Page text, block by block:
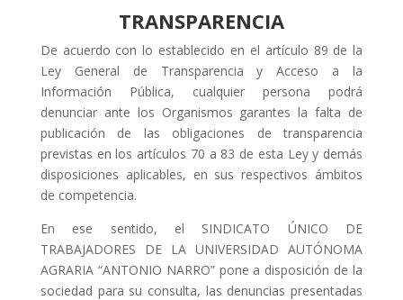
TRANSPARENCIA
De acuerdo con lo establecido en el artículo 89 de la
Ley General de Transparencia y Acceso a la
Información Pública, cualquier persona podrá
denunciar ante los Organismos garantes la falta de
publicación de las obligaciones de transparencia
previstas en los artículos 70 a 83 de esta Ley y demás
disposiciones aplicables, en sus respectivos ámbitos
de competencia.
En ese sentido, el SINDICATO ÚNICO DE
TRABAJADORES DE LA UNIVERSIDAD AUTÓNOMA
AGRARIA “ANTONIO NARRO” pone a disposición de la
sociedad para su consulta, las denuncias presentadas